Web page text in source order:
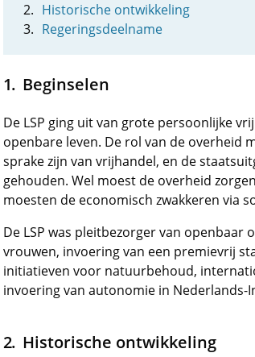
Historische ontwikkeling
Regeringsdeelname
Beginselen
De LSP ging uit van grote persoonlijke
openbare leven. De rol van de overheid
sprake zijn van vrijhandel, en de
gehouden. Wel moest de overheid
moesten de economisch zwakkeren via
De LSP was pleitbezorger van
vrouwen, invoering van een premievrij
initiatieven voor natuurbehoud,
invoering van autonomie in Nederlands-
Historische ontwikkeling